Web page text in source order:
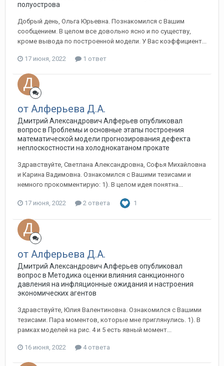
полуострова
Добрый день, Ольга Юрьевна. Познакомился с Вашим
сообщением. В целом все довольно ясно и по существу,
кроме вывода по построенной модели. У Вас коэффициент...
17 июня, 2022 1 ответ
от Алферьева Д.А.
Дмитрий Александрович Алферьев опубликовал
вопрос в Проблемы и основные этапы построения
математической модели прогнозирования дефекта
неплоскостности на холоднокатаном прокате
Здравствуйте, Светлана Александровна, Софья Михайловна
и Карина Вадимовна. Ознакомился с Вашими тезисами и
немного прокомментирую: 1). В целом идея понятна...
17 июня, 2022 2 ответа 1
от Алферьева Д.А.
Дмитрий Александрович Алферьев опубликовал
вопрос в Методика оценки влияния санкционного
давления на инфляционные ожидания и настроения
экономических агентов
Здравствуйте, Юлия Валентиновна. Ознакомился с Вашими
тезисами. Пара моментов, которые мне приглянулись. 1). В
рамках моделей на рис. 4 и 5 есть явный момент...
16 июня, 2022 4 ответа